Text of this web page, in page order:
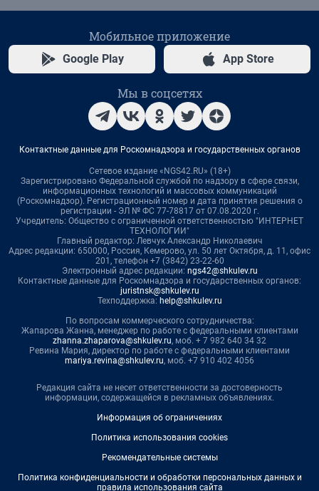
Мобильное приложение
Google Play App Store
Мы в соцсетях
Контактные данные для Роскомнадзора и государственных органов
Сетевое издание «NGS42.RU» (18+)
Зарегистрировано Федеральной службой по надзору в сфере связи,
информационных технологий и массовых коммуникаций
(Роскомнадзор). Регистрационный номер и дата принятия решения о
регистрации - ЭЛ № ФС 77-78817 от 07.08.2020 г.
Учредитель: Общество с ограниченной ответственностью "ИНТЕРНЕТ
ТЕХНОЛОГИИ"
Главный редактор: Левчук Александр Николаевич
Адрес редакции: 650000, Россия, Кемерово, ул. 50 лет Октября, д. 11, офис
201, телефон +7 (3842) 23-22-60
Электронный адрес редакции: ngs42@shkulev.ru
Контактные данные для Роскомнадзора и государственных органов:
juristnsk@shkulev.ru
Техподдержка: help@shkulev.ru
По вопросам коммерческого сотрудничества:
Жапарова Жанна, менеджер по работе с федеральными клиентами
zhanna.zhaparova@shkulev.ru, моб. + 7 982 640 34 32
Ревина Мария, директор по работе с федеральными клиентами
mariya.revina@shkulev.ru, моб. +7 910 402 4056
Редакция сайта не несет ответственности за достоверность
информации, содержащейся в рекламных объявлениях.
Информация об ограничениях
Политика использования cookies
Рекомендательные системы
Политика конфиденциальности и обработки персональных данных и
правила использования сайта